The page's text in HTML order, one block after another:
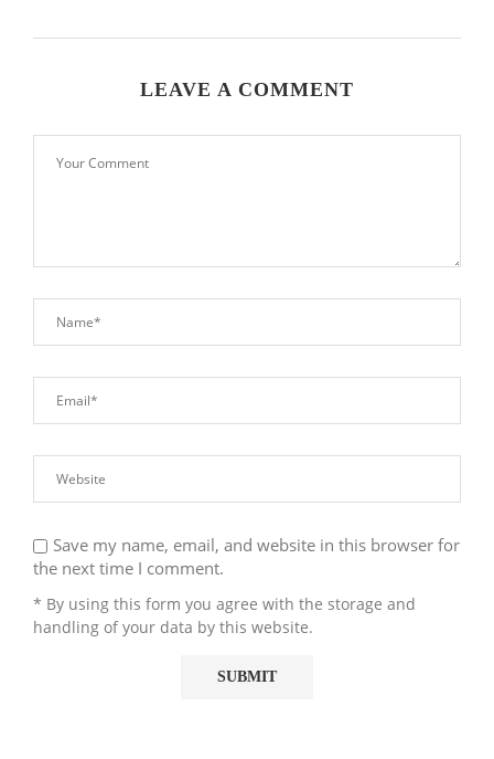
LEAVE A COMMENT
Save my name, email, and website in this browser for
the next time I comment.
* By using this form you agree with the storage and
handling of your data by this website.